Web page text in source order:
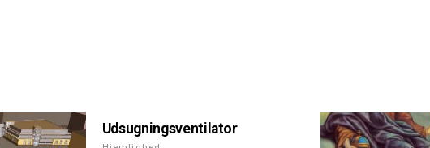
Udsugningsventilator